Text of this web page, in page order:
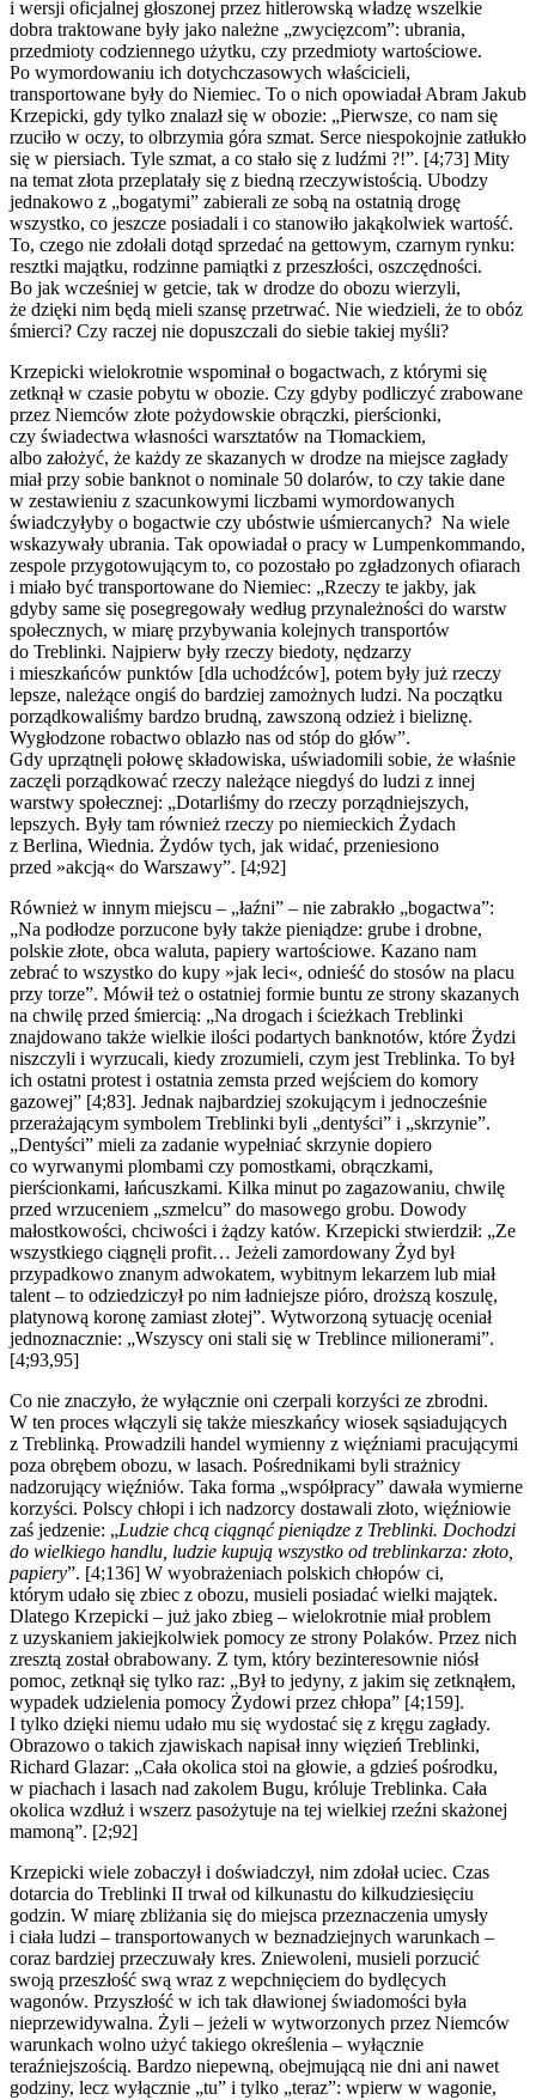
i wersji oficjalnej głoszonej przez hitlerowską władzę wszelkie
dobra traktowane były jako należne „zwycięzcom”: ubrania,
przedmioty codziennego użytku, czy przedmioty wartościowe.
Po wymordowaniu ich dotychczasowych właścicieli,
transportowane były do Niemiec. To o nich opowiadał Abram Jakub
Krzepicki, gdy tylko znalazł się w obozie: „Pierwsze, co nam się
rzuciło w oczy, to olbrzymia góra szmat. Serce niespokojnie zatłukło
się w piersiach. Tyle szmat, a co stało się z ludźmi ?!”. [4;73] Mity
na temat złota przeplatały się z biedną rzeczywistością. Ubodzy
jednakowo z „bogatymi” zabierali ze sobą na ostatnią drogę
wszystko, co jeszcze posiadali i co stanowiło jakąkolwiek wartość.
To, czego nie zdołali dotąd sprzedać na gettowym, czarnym rynku:
resztki majątku, rodzinne pamiątki z przeszłości, oszczędności.
Bo jak wcześniej w getcie, tak w drodze do obozu wierzyli,
że dzięki nim będą mieli szansę przetrwać. Nie wiedzieli, że to obóz
śmierci? Czy raczej nie dopuszczali do siebie takiej myśli?
Krzepicki wielokrotnie wspominał o bogactwach, z którymi się
zetknął w czasie pobytu w obozie. Czy gdyby podliczyć zrabowane
przez Niemców złote pożydowskie obrączki, pierścionki,
czy świadectwa własności warsztatów na Tłomackiem,
albo założyć, że każdy ze skazanych w drodze na miejsce zagłady
miał przy sobie banknot o nominale 50 dolarów, to czy takie dane
w zestawieniu z szacunkowymi liczbami wymordowanych
świadczyłyby o bogactwie czy ubóstwie uśmiercanych? Na wiele
wskazywały ubrania. Tak opowiadał o pracy w Lumpenkommando,
zespole przygotowującym to, co pozostało po zgładzonych ofiarach
i miało być transportowane do Niemiec: „Rzeczy te jakby, jak
gdyby same się posegregowały według przynależności do warstw
społecznych, w miarę przybywania kolejnych transportów
do Treblinki. Najpierw były rzeczy biedoty, nędzarzy
i mieszkańców punktów [dla uchodźców], potem były już rzeczy
lepsze, należące ongiś do bardziej zamożnych ludzi. Na początku
porządkowaliśmy bardzo brudną, zawszoną odzież i bieliznę.
Wygłodzone robactwo oblazło nas od stóp do głów”.
Gdy uprzątnęli połowę składowiska, uświadomili sobie, że właśnie
zaczęli porządkować rzeczy należące niegdyś do ludzi z innej
warstwy społecznej: „Dotarliśmy do rzeczy porządniejszych,
lepszych. Były tam również rzeczy po niemieckich Żydach
z Berlina, Wiednia. Żydów tych, jak widać, przeniesiono
przed »akcją« do Warszawy”. [4;92]
Również w innym miejscu – „łaźni” – nie zabrakło „bogactwa”:
„Na podłodze porzucone były także pieniądze: grube i drobne,
polskie złote, obca waluta, papiery wartościowe. Kazano nam
zebrać to wszystko do kupy »jak leci«, odnieść do stosów na placu
przy torze”. Mówił też o ostatniej formie buntu ze strony skazanych
na chwilę przed śmiercią: „Na drogach i ścieżkach Treblinki
znajdowano także wielkie ilości podartych banknotów, które Żydzi
niszczyli i wyrzucali, kiedy zrozumieli, czym jest Treblinka. To był
ich ostatni protest i ostatnia zemsta przed wejściem do komory
gazowej” [4;83]. Jednak najbardziej szokującym i jednocześnie
przerażającym symbolem Treblinki byli „dentyści” i „skrzynie”.
„Dentyści” mieli za zadanie wypełniać skrzynie dopiero
co wyrwanymi plombami czy pomostkami, obrączkami,
pierścionkami, łańcuszkami. Kilka minut po zagazowaniu, chwilę
przed wrzuceniem „szmelcu” do masowego grobu. Dowody
małostkowości, chciwości i żądzy katów. Krzepicki stwierdził: „Ze
wszystkiego ciągnęli profit… Jeżeli zamordowany Żyd był
przypadkowo znanym adwokatem, wybitnym lekarzem lub miał
talent – to odziedziczył po nim ładniejsze pióro, droższą koszulę,
platynową koronę zamiast złotej”. Wytworzoną sytuację oceniał
jednoznacznie: „Wszyscy oni stali się w Treblince milionerami”.
[4;93,95]
Co nie znaczyło, że wyłącznie oni czerpali korzyści ze zbrodni.
W ten proces włączyli się także mieszkańcy wiosek sąsiadujących
z Treblinką. Prowadzili handel wymienny z więźniami pracującymi
poza obrębem obozu, w lasach. Pośrednikami byli strażnicy
nadzorujący więźniów. Taka forma „współpracy” dawała wymierne
korzyści. Polscy chłopi i ich nadzorcy dostawali złoto, więźniowie
zaś jedzenie: „Ludzie chcą ciągnąć pieniądze z Treblinki. Dochodzi
do wielkiego handlu, ludzie kupują wszystko od treblinkarza: złoto,
papiery”. [4;136] W wyobrażeniach polskich chłopów ci,
którym udało się zbiec z obozu, musieli posiadać wielki majątek.
Dlatego Krzepicki – już jako zbieg – wielokrotnie miał problem
z uzyskaniem jakiejkolwiek pomocy ze strony Polaków. Przez nich
zresztą został obrabowany. Z tym, który bezinteresownie niósł
pomoc, zetknął się tylko raz: „Był to jedyny, z jakim się zetknąłem,
wypadek udzielenia pomocy Żydowi przez chłopa” [4;159].
I tylko dzięki niemu udało mu się wydostać się z kręgu zagłady.
Obrazowo o takich zjawiskach napisał inny więzień Treblinki,
Richard Glazar: „Cała okolica stoi na głowie, a gdzieś pośrodku,
w piachach i lasach nad zakolem Bugu, króluje Treblinka. Cała
okolica wzdłuż i wszerz pasożytuje na tej wielkiej rzeźni skażonej
mamoną”. [2;92]
Krzepicki wiele zobaczył i doświadczył, nim zdołał uciec. Czas
dotarcia do Treblinki II trwał od kilkunastu do kilkudziesięciu
godzin. W miarę zbliżania się do miejsca przeznaczenia umysły
i ciała ludzi – transportowanych w beznadziejnych warunkach –
coraz bardziej przeczuwały kres. Zniewoleni, musieli porzucić
swoją przeszłość swą wraz z wepchnięciem do bydlęcych
wagonów. Przyszłość w ich tak dławionej świadomości była
nieprzewidywalna. Żyli – jeżeli w wytworzonych przez Niemców
warunkach wolno użyć takiego określenia – wyłącznie
teraźniejszością. Bardzo niepewną, obejmującą nie dni ani nawet
godziny, lecz wyłącznie „tu” i tylko „teraz”: wpierw w wagonie,